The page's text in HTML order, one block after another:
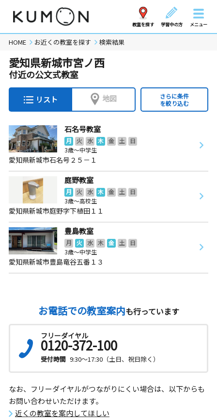
教室を探す 学習中の方 メニュー
HOME お近くの教室を探す 検索結果
愛知県新城市宮ノ西
付近の公文式教室
リスト 地図
さらに条件
を絞り込む
石名号教室
月 火 水 木 金 土
日
3歳～中学生
愛知県新城市石名号２５－１
庭野教室
月 火 水 木 金 土
日
3歳～高校生
愛知県新城市庭野字下植田１１
豊島教室
月 火 水 木 金 土
日
3歳～中学生
愛知県新城市豊島竜谷五番１３
お電話での教室案内も行っています
フリーダイヤル
0120-372-100
受付時間 9:30～17:30（土日、祝日除く）
なお、フリーダイヤルがつながりにくい場合は、以下からも
お問い合わせいただけます。
近くの教室を案内してほしい